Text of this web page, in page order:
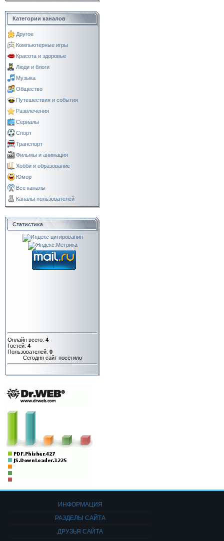
Категории каналов
Другое
Компьютерные игры
Красота и здоровье
Люди и блоги
Музыка
Общество
Путешествия и события
Развлечения
Сериалы
Спорт
Транспорт
Фильмы и анимация
Хобби и образование
Юмор
Все каналы
Каналы пользователей
Статистика
Онлайн всего: 4
Гостей: 4
Пользователей: 0
Сегодня сайт посетило
ИНФОРМАЦИЯ
РАЗДЕЛЫ САЙТА
ДРУЗЬЯ САЙТА